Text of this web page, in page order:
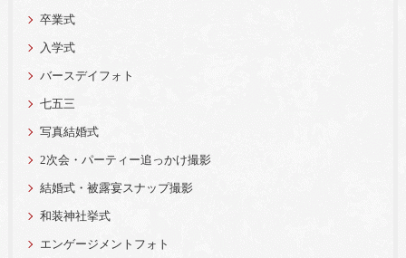
卒業式
入学式
バースデイフォト
七五三
写真結婚式
2次会・パーティー追っかけ撮影
結婚式・被露宴スナップ撮影
和装神社挙式
エンゲージメントフォト